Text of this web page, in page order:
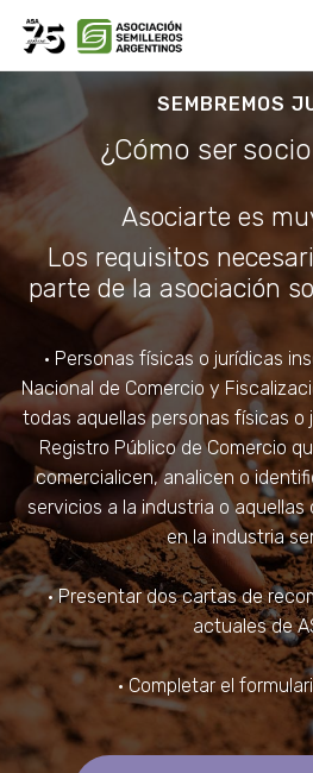
SEMBREMOS
¿Cómo ser
Asociarte es
Los requisitos
parte de la asociación
• Personas físicas o jurídicas
Nacional de Comercio y
todas aquellas personas físicas o
Registro Público de Comercio
comercialicen, analicen o
servicios a la industria o
en la industria
• Presentar dos cartas de
actuales de
• Completar el